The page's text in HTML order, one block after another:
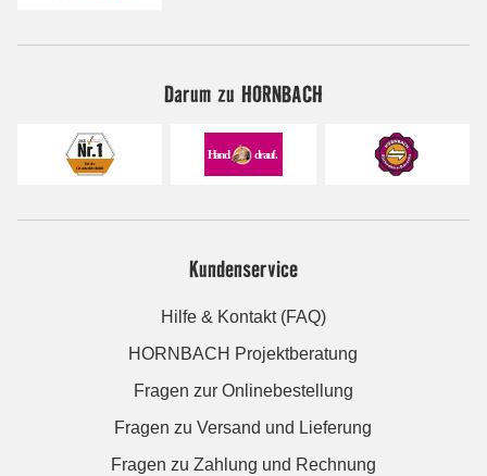
Darum zu HORNBACH
Kundenservice
Hilfe & Kontakt (FAQ)
HORNBACH Projektberatung
Fragen zur Onlinebestellung
Fragen zu Versand und Lieferung
Fragen zu Zahlung und Rechnung